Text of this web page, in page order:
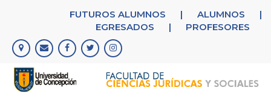
principal
FUTUROS ALUMNOS | ALUMNOS
|
EGRESADOS
| PROFESORES